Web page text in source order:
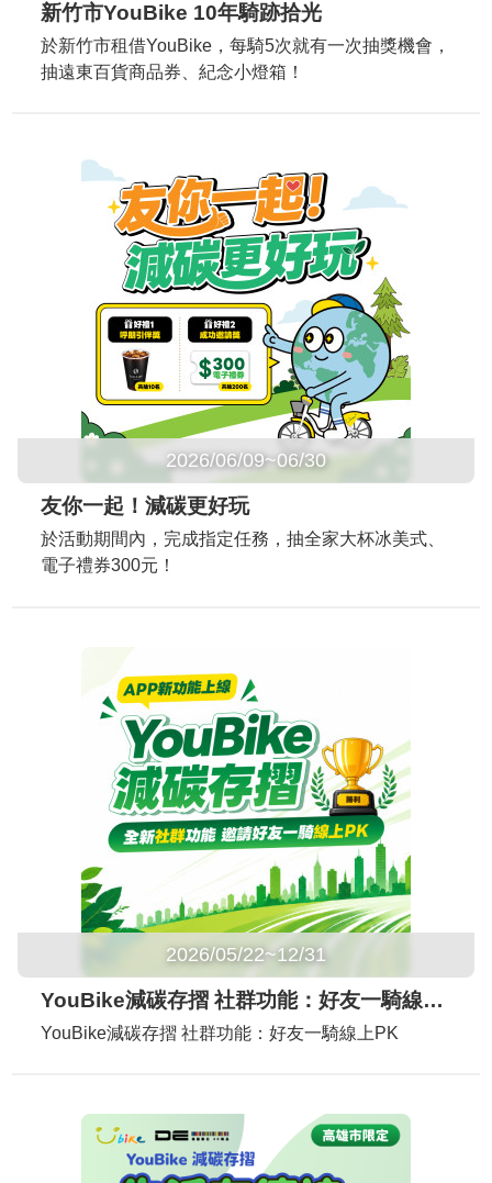
新竹市YouBike 10年騎跡拾光
於新竹市租借YouBike，每騎5次就有一次抽獎機會，
抽遠東百貨商品券、紀念小燈箱！
2026/06/09~06/30
友你一起！減碳更好玩
於活動期間內，完成指定任務，抽全家大杯冰美式、
電子禮券300元！
2026/05/22~12/31
YouBike減碳存摺 社群功能：好友一騎線上PK
YouBike減碳存摺 社群功能：好友一騎線上PK